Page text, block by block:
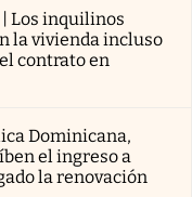
Los inquilinos
la vivienda incluso
contrato en
Dominicana,
el ingreso a
la renovación